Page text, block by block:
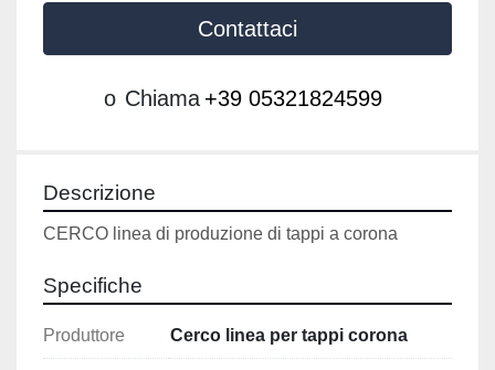
Contattaci
o Chiama +39 05321824599
Descrizione
CERCO linea di produzione di tappi a corona
Specifiche
Produttore Cerco linea per tappi corona